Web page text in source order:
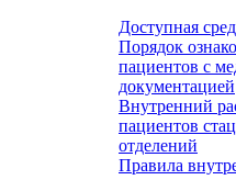
Доступная
Порядок
пациентов с
документацией
Внутренний
пациентов
отделений
Правила